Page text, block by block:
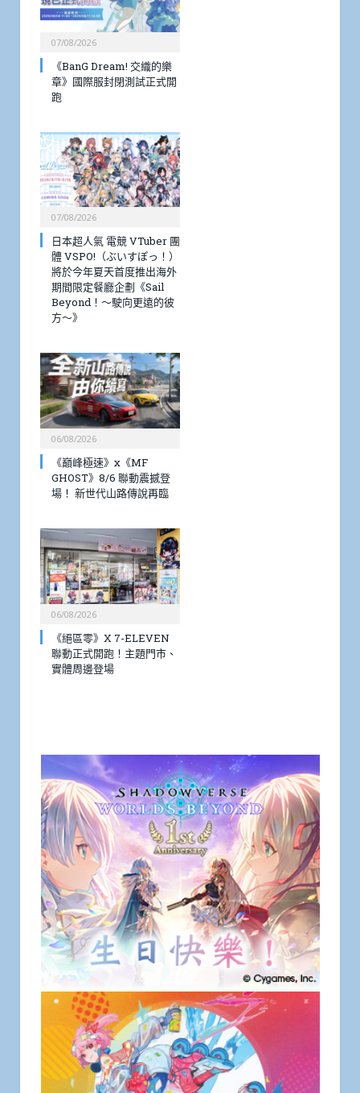
07/08/2026
《BanG Dream! 交織的樂
章》國際服封閉測試正式開
跑
07/08/2026
日本超人氣 電競 VTuber 團
體 VSPO!（ぶいすぽっ！）
將於今年夏天首度推出海外
期間限定餐廳企劃《Sail
Beyond！～駛向更遠的彼
方～》
06/08/2026
《巔峰極速》x《MF
GHOST》8/6 聯動震撼登
場！ 新世代山路傳說再臨
06/08/2026
《絕區零》X 7-ELEVEN
聯動正式開跑！主題門市、
實體周邊登場